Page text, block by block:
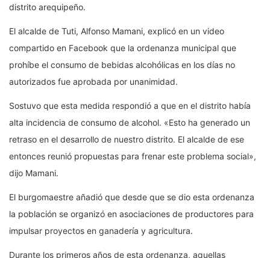
distrito arequipeño.
El alcalde de Tuti, Alfonso Mamani, explicó en un video
compartido en Facebook que la ordenanza municipal que
prohíbe el consumo de bebidas alcohólicas en los días no
autorizados fue aprobada por unanimidad.
Sostuvo que esta medida respondió a que en el distrito había
alta incidencia de consumo de alcohol. «Esto ha generado un
retraso en el desarrollo de nuestro distrito. El alcalde de ese
entonces reunió propuestas para frenar este problema social»,
dijo Mamani.
El burgomaestre añadió que desde que se dio esta ordenanza
la población se organizó en asociaciones de productores para
impulsar proyectos en ganadería y agricultura.
Durante los primeros años de esta ordenanza, aquellas